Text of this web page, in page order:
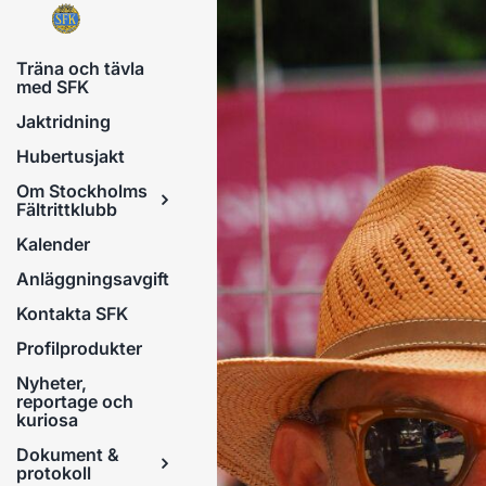
Fortsätt
innehållet
Träna och tävla
med SFK
Jaktridning
Hubertusjakt
Om Stockholms
Fältrittklubb
Kalender
Anläggningsavgift
Kontakta SFK
Profilprodukter
Nyheter,
reportage och
kuriosa
Dokument &
protokoll